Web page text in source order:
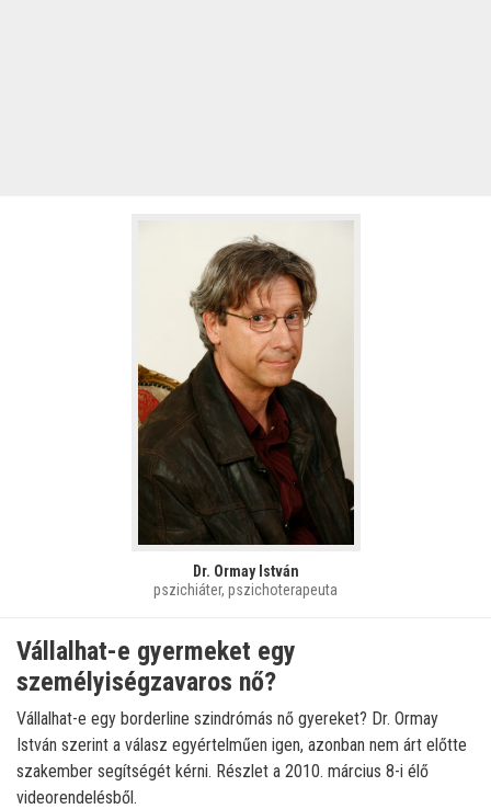
Dr. Ormay István
pszichiáter, pszichoterapeuta
Vállalhat-e gyermeket egy
személyiségzavaros nő?
Vállalhat-e egy borderline szindrómás nő gyereket? Dr. Ormay
István szerint a válasz egyértelműen igen, azonban nem árt előtte
szakember segítségét kérni. Részlet a 2010. március 8-i élő
videorendelésből.